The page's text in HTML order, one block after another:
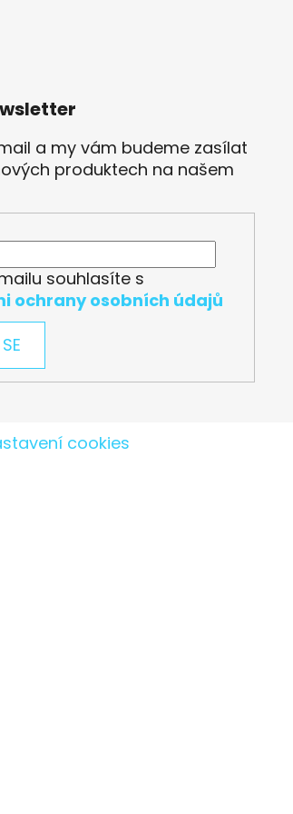
a my vám budeme zasílat
produktech na našem
souhlasíte s
ochrany osobních údajů
cookies